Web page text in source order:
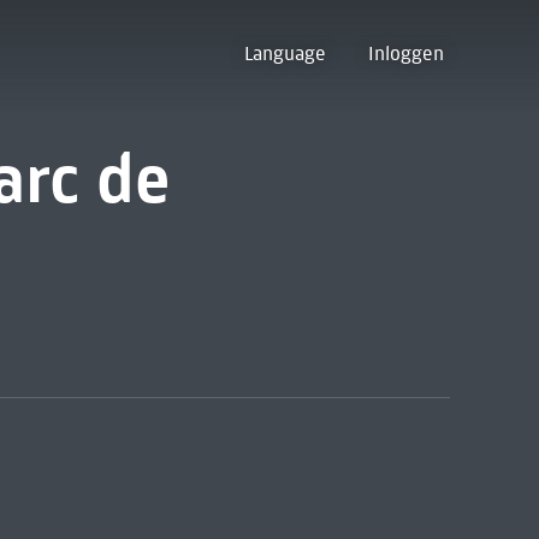
Language Inloggen
de